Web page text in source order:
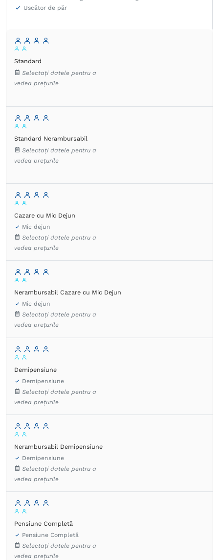
Uscător de păr
Standard
Selectați datele pentru a
vedea prețurile
Standard Nerambursabil
Selectați datele pentru a
vedea prețurile
Cazare cu Mic Dejun
Mic dejun
Selectați datele pentru a
vedea prețurile
Nerambursabil Cazare cu Mic Dejun
Mic dejun
Selectați datele pentru a
vedea prețurile
Demipensiune
Demipensiune
Selectați datele pentru a
vedea prețurile
Nerambursabil Demipensiune
Demipensiune
Selectați datele pentru a
vedea prețurile
Pensiune Completă
Pensiune Completă
Selectați datele pentru a
vedea prețurile